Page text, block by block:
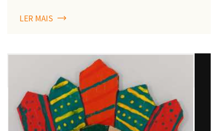
LER MAIS